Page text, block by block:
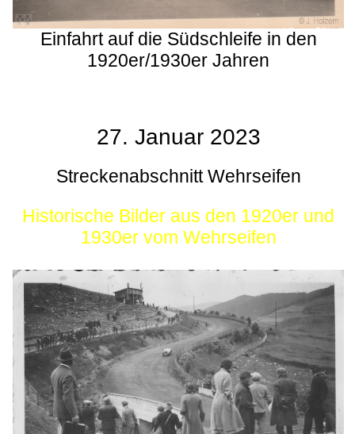
Einfahrt auf die Südschleife in den
1920er/1930er Jahren
27. Januar 2023
Streckenabschnitt Wehrseifen
Historische Bilder aus den 1920er und
1930er vom Wehrseifen